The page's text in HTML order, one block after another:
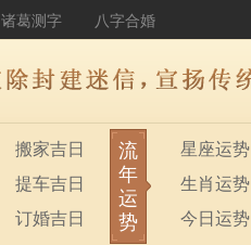
诸葛测字 八字合婚
搬家吉日
提车吉日
订婚吉日
流
年
运
势
星座运势
生肖运势
今日运势